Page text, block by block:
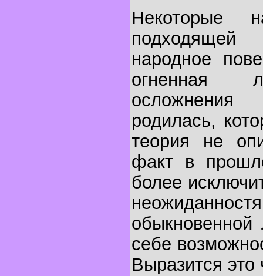
Некоторые
народное
огненная
родилась,
теория не
факт в
более
себе
Выразится это